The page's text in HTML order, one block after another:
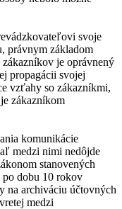
svoje
právnym základom
je oprávnený
propagácii svojej
vzťahy so zákazníkmi,
zákazníkom
komunikácie
medzi nimi nedôjde
stanovených
dobu 10 rokov
na archiváciu účtovných
medzi